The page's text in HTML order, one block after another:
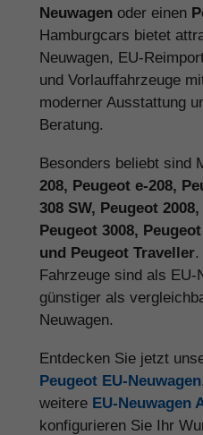
Neuwagen oder einen
Hamburgcars bietet
Neuwagen, EU-
und Vorlauffahrzeuge
moderner Ausstattung
Beratung.
Besonders beliebt sind
208, Peugeot e-208,
308 SW, Peugeot
Peugeot 3008,
und Peugeot Traveller.
Fahrzeuge sind als EU-
günstiger als
Neuwagen.
Entdecken Sie jetzt
Peugeot EU-Neuwagen
weitere EU-Neuwagen
konfigurieren Sie Ihr